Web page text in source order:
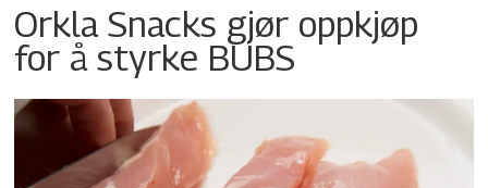
Orkla Snacks gjør oppkjøp
for å styrke BUBS